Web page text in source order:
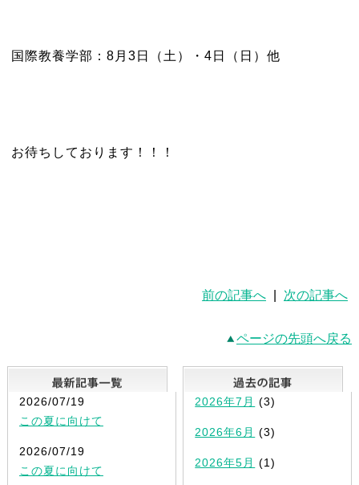
国際教養学部：8月3日（土）・4日（日）他
お待ちしております！！！
前の記事へ 次の記事へ
ページの先頭へ戻る
最新記事一覧
2026/07/19
この夏に向けて
2026/07/19
この夏に向けて
2026年7月 (3)
2026年6月 (3)
2026年5月 (1)